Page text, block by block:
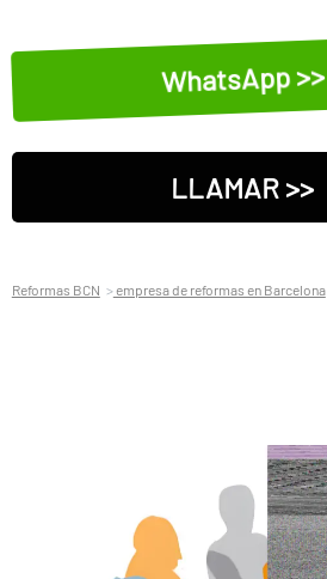
WhatsApp >>
LLAMAR >>
Reformas BCN empresa de reformas en Barcelona